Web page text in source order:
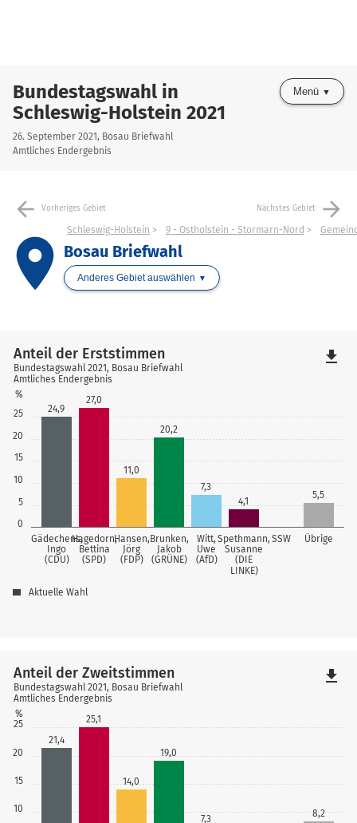
Bundestagswahl in
Schleswig-Holstein 2021
26. September 2021, Bosau Briefwahl
Amtliches Endergebnis
Menü
arrow_back Vorheriges Gebiet Nächstes Gebiet arrow_forward
place
Schleswig-Holstein 9 - Ostholstein - Stormarn-Nord
Bosau Briefwahl
Anderes Gebiet auswählen
0
5
10
15
20
25
%
Gädechens,
Ingo
(CDU)
Hagedorn,
Bettina
(SPD)
Hansen,
Jörg
(FDP)
Brunken,
Jakob
(GRÜNE)
Witt,
Uwe
(AfD)
Spethmann,
Susanne
(DIE
LINKE)
SSW Übrige
24,9
27,0
11,0
20,2
7,3
4,1
5,5
Anteil der Erststimmen
Bundestagswahl 2021, Bosau Briefwahl
Amtliches Endergebnis
Aktuelle Wahl
file_download
10
15
20
25
%
21,4
25,1
14,0
19,0
7,3 8,2
Anteil der Zweitstimmen
Bundestagswahl 2021, Bosau Briefwahl
Amtliches Endergebnis
file_download